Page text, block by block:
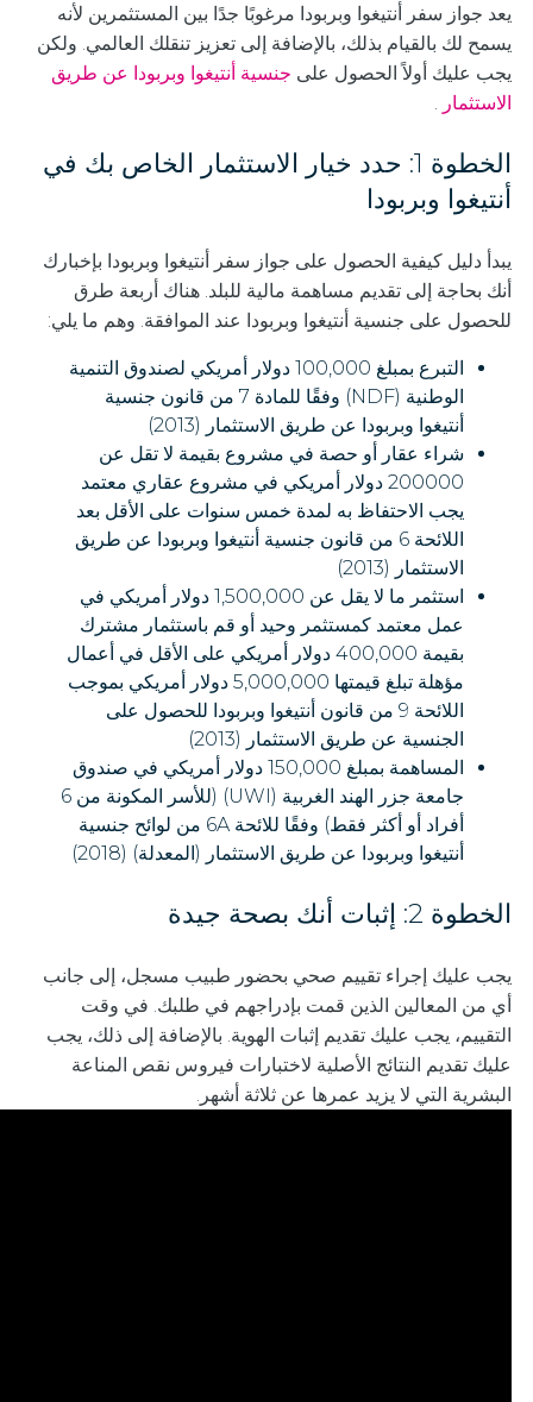
يعد جواز سفر أنتيغوا وبربودا مرغوبًا جدًا بين المستثمرين لأنه
يسمح لك بالقيام بذلك، بالإضافة إلى تعزيز تنقلك العالمي. ولكن
يجب عليك أولاً الحصول على جنسية أنتيغوا وبربودا عن طريق
الاستثمار .
الخطوة 1: حدد خيار الاستثمار الخاص بك في
أنتيغوا وبربودا
يبدأ دليل كيفية الحصول على جواز سفر أنتيغوا وبربودا بإخبارك
أنك بحاجة إلى تقديم مساهمة مالية للبلد. هناك أربعة طرق
للحصول على جنسية أنتيغوا وبربودا عند الموافقة. وهم ما يلي:
التبرع بمبلغ 100,000 دولار أمريكي لصندوق التنمية
الوطنية (NDF) وفقًا للمادة 7 من قانون جنسية
أنتيغوا وبربودا عن طريق الاستثمار (2013)
شراء عقار أو حصة في مشروع بقيمة لا تقل عن
200000 دولار أمريكي في مشروع عقاري معتمد
يجب الاحتفاظ به لمدة خمس سنوات على الأقل بعد
اللائحة 6 من قانون جنسية أنتيغوا وبربودا عن طريق
الاستثمار (2013)
استثمر ما لا يقل عن 1,500,000 دولار أمريكي في
عمل معتمد كمستثمر وحيد أو قم باستثمار مشترك
بقيمة 400,000 دولار أمريكي على الأقل في أعمال
مؤهلة تبلغ قيمتها 5,000,000 دولار أمريكي بموجب
اللائحة 9 من قانون أنتيغوا وبربودا للحصول على
الجنسية عن طريق الاستثمار (2013)
المساهمة بمبلغ 150,000 دولار أمريكي في صندوق
جامعة جزر الهند الغربية (UWI) (للأسر المكونة من 6
أفراد أو أكثر فقط) وفقًا للائحة 6A من لوائح جنسية
أنتيغوا وبربودا عن طريق الاستثمار (المعدلة) (2018)
الخطوة 2: إثبات أنك بصحة جيدة
يجب عليك إجراء تقييم صحي بحضور طبيب مسجل، إلى جانب
أي من المعالين الذين قمت بإدراجهم في طلبك. في وقت
التقييم، يجب عليك تقديم إثبات الهوية. بالإضافة إلى ذلك، يجب
عليك تقديم النتائج الأصلية لاختبارات فيروس نقص المناعة
البشرية التي لا يزيد عمرها عن ثلاثة أشهر.